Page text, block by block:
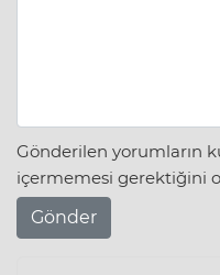
Gönderilen yorumların
içermemesi gerektiğini
Gönder